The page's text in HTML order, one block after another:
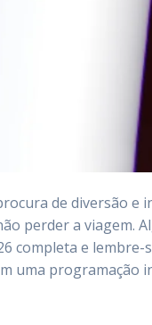
de diversão e
perder a viagem.
completa e lembre-
uma programação